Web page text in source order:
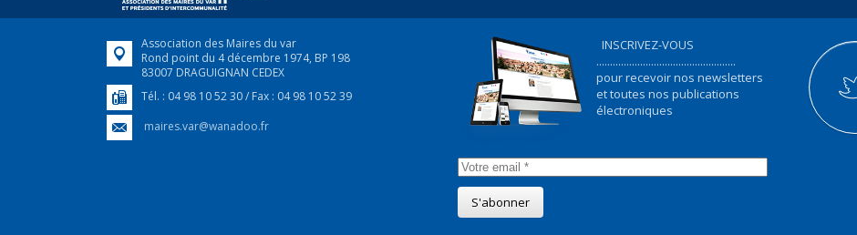
Association des Maires du var
Rond point du 4 décembre 1974, BP 198
83007 DRAGUIGNAN CEDEX
Tél. : 04 98 10 52 30 / Fax : 04 98 10 52 39
maires.var@wanadoo.fr
INSCRIVEZ-VOUS
...................................................
pour recevoir nos newsletters
et toutes nos publications
électroniques